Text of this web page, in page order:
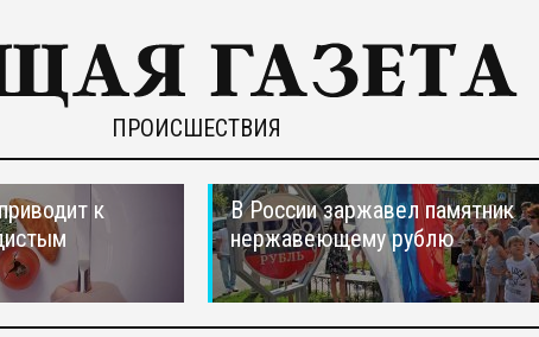
ПРОИСШЕСТВИЯ
к
В России заржавел памятник
нержавеющему рублю